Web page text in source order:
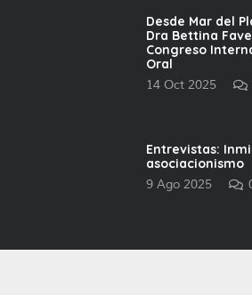
Desde Mar del
Dra Bettina
Congreso
Oral
14 Oct 2025
Entrevistas:
asociacionismo
9 Ago 2025